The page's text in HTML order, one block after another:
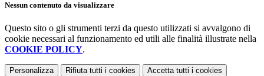
Nessun contenuto da visualizzare
Questo sito o gli strumenti terzi da questo utilizzati si avvalgono di
cookie necessari al funzionamento ed utili alle finalità illustrate nella
COOKIE POLICY.
Personalizza Rifiuta tutti i cookies Accetta tutti i cookies